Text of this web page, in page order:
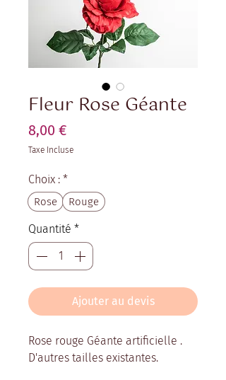
Fleur Rose Géante
8,00 €
Taxe Incluse
Choix : *
Rose Rouge
Quantité *
Ajouter au devis
Rose rouge Géante artificielle .
D'autres tailles existantes.